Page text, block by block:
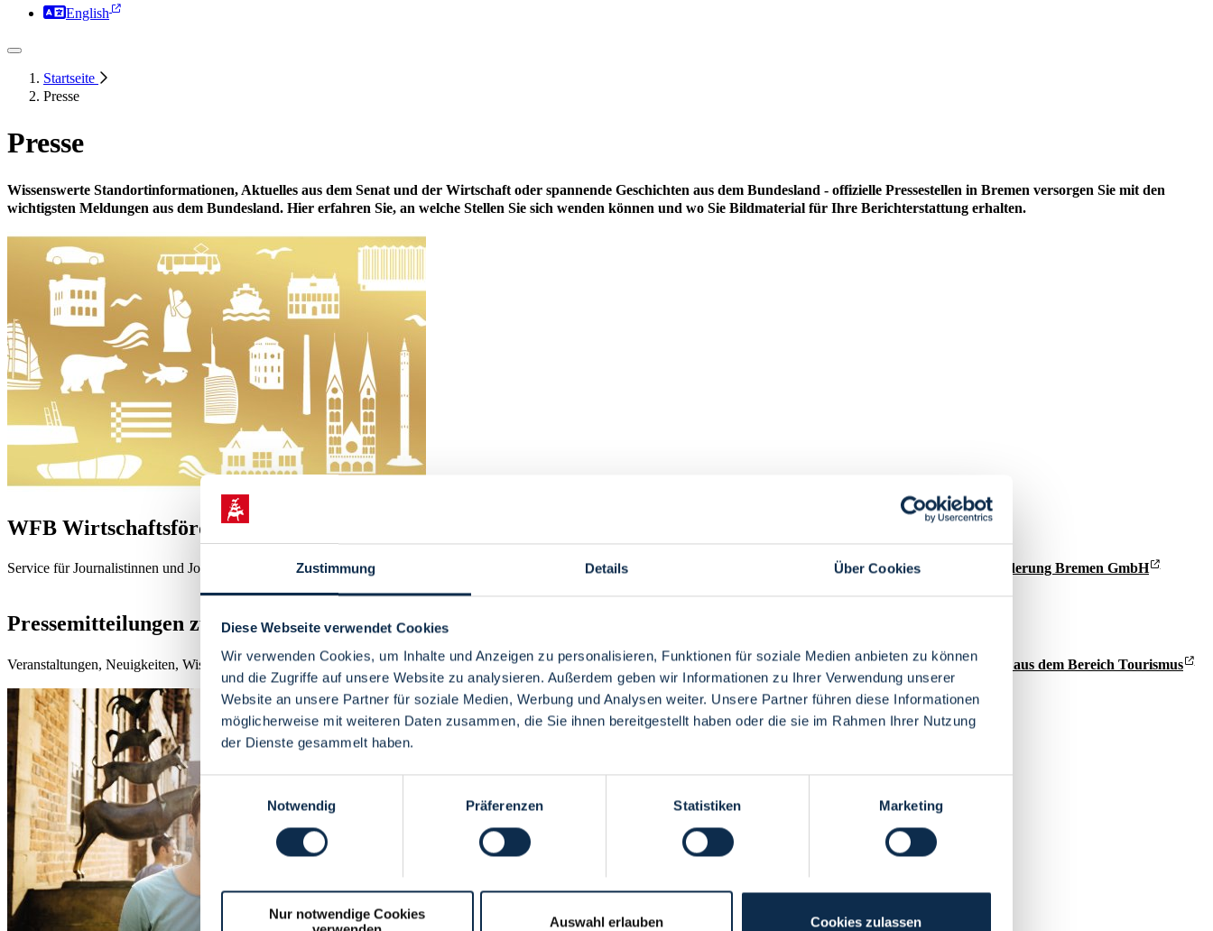
Zustimmung Details Über Cookies
Diese Webseite verwendet Cookies
Wir verwenden Cookies, um Inhalte und Anzeigen zu personalisieren, Funktionen für soziale Medien anbieten zu können
und die Zugriffe auf unsere Website zu analysieren. Außerdem geben wir Informationen zu Ihrer Verwendung unserer
Website an unsere Partner für soziale Medien, Werbung und Analysen weiter. Unsere Partner führen diese Informationen
möglicherweise mit weiteren Daten zusammen, die Sie ihnen bereitgestellt haben oder die sie im Rahmen Ihrer Nutzung
der Dienste gesammelt haben.
Einwilligungsauswahl
Notwendig
Präferenzen Statistiken Marketing
Nur notwendige Cookies
Auswahl erlauben Cookies zulassen
English
Startseite
Presse
Presse
Wissenswerte Standortinformationen, Aktuelles aus dem Senat und der Wirtschaft oder spannende Geschichten aus dem Bundesland - offizielle Pressestellen in Bremen versorgen Sie mit den
wichtigsten Meldungen aus dem Bundesland. Hier erfahren Sie, an welche Stellen Sie sich wenden können und wo Sie Bildmaterial für Ihre Berichterstattung erhalten.
WFB Wirtschaftsförderung Bremen GmbH
Service für Journalistinnen und Journalisten: Pressemeldungen zur Wirtschaftsförderung und zum Wirtschaftsstandort Bremen finden Sie auf der Seite derWFB Wirtschaftsförderung Bremen GmbH
Pressemitteilungen zum Thema Tourismus der WFB Wirtschaftsförderung Bremen GmbH
Veranstaltungen, Neuigkeiten, Wissenswertes - die Abteilung Marketing und Tourismus der WFB Wirtschaftsförderung Bremen GmbH informiert Sie überspannende Themen aus dem Bereich Tourismus